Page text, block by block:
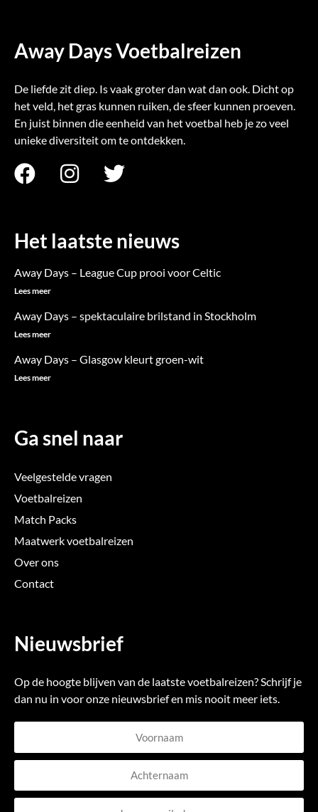
Away Days Voetbalreizen
De liefde zit diep. Is vaak groter dan wat dan ook. Dicht op
het veld, het gras kunnen ruiken, de sfeer kunnen proeven.
En juist binnen die eenheid van het voetbal heb je zo veel
unieke diversiteit om te ontdekken.
F
e
o
o
k
I
t
g
a
T
t
e
Het laatste nieuws
Away Days – League Cup prooi voor Celtic
Lees meer
Away Days – spektaculaire brilstand in Stockholm
Lees meer
Away Days – Glasgow kleurt groen-wit
Lees meer
Ga snel naar
Veelgestelde vragen
Voetbalreizen
Match Packs
Maatwerk voetbalreizen
Over ons
Contact
Nieuwsbrief
Op de hoogte blijven van de laatste voetbalreizen? Schrijf je
dan nu in voor onze nieuwsbrief en mis nooit meer iets.